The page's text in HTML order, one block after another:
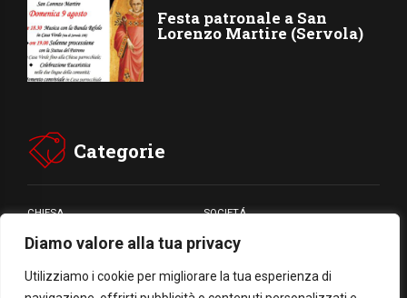
Diamo valore alla tua privacy
Utilizziamo i cookie per migliorare la tua esperienza di
Festa patronale a San
Lorenzo Martire (Servola)
Categorie
CHIESA SOCIETÁ
CARITÁ GIUBILEO
CULTURA MEDIA